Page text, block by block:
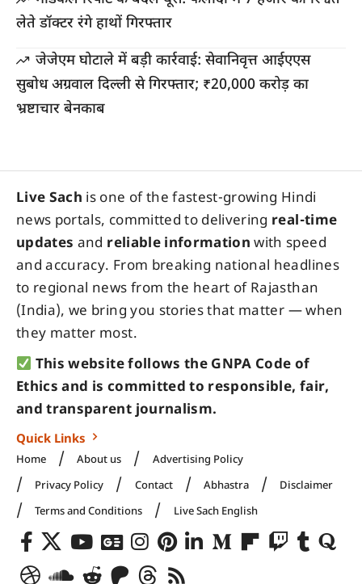
लेते डॉक्टर रंगे हाथों गिरफ्तार
जेजेएम घोटाले में बड़ी कार्रवाई: सेवानिवृत्त आईएएस
सुबोध अग्रवाल दिल्ली से गिरफ्तार; ₹20,000 करोड़ का
भ्रष्टाचार बेनकाब
Live Sach is one of the fastest-growing Hindi
news portals, committed to delivering real-time
updates and reliable information with speed
and accuracy. From breaking national headlines
to regional news from the heart of Rajasthan
(India), we bring you stories that matter — when
they matter most.
This website follows the GNPA Code of
Ethics and is committed to responsible, fair,
and transparent journalism.
Quick Links
Home About us
Advertising Policy
Privacy Policy
Contact Abhastra
Disclaimer
Terms and Conditions
Live Sach English